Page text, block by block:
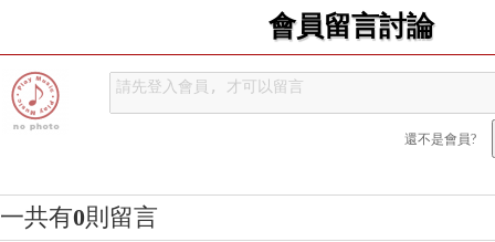
會員留言討論
還不是會員?
一共有0則留言